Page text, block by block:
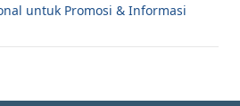
untuk Promosi & Informasi